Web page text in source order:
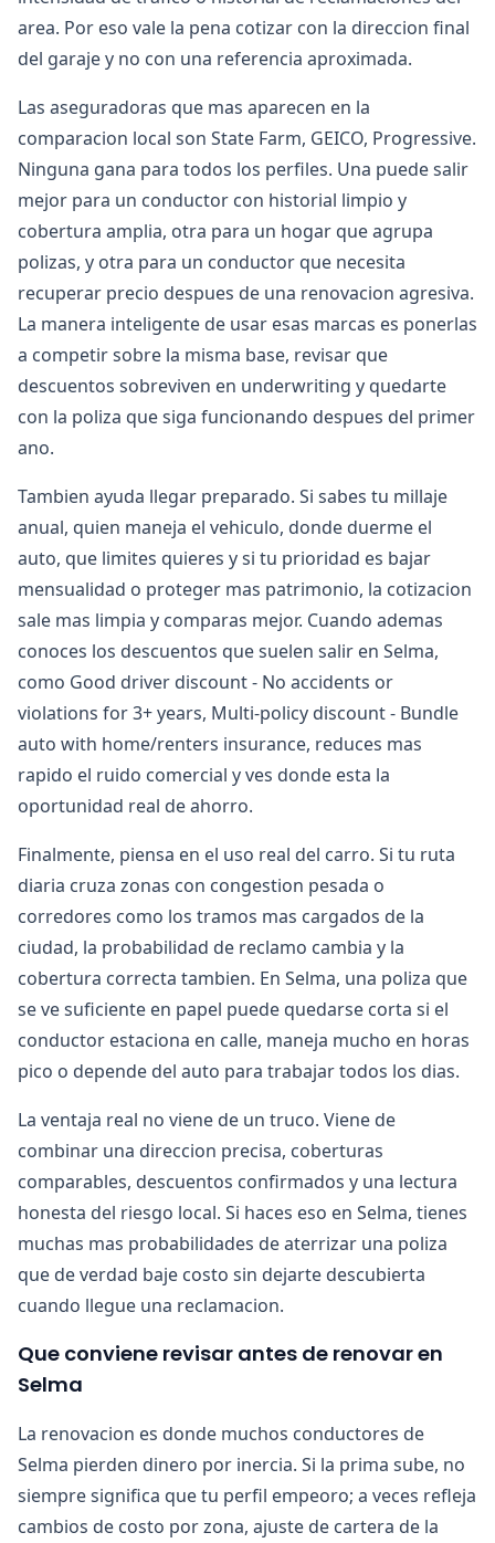
area. Por eso vale la pena cotizar con la direccion final
del garaje y no con una referencia aproximada.
Las aseguradoras que mas aparecen en la
comparacion local son State Farm, GEICO, Progressive.
Ninguna gana para todos los perfiles. Una puede salir
mejor para un conductor con historial limpio y
cobertura amplia, otra para un hogar que agrupa
polizas, y otra para un conductor que necesita
recuperar precio despues de una renovacion agresiva.
La manera inteligente de usar esas marcas es ponerlas
a competir sobre la misma base, revisar que
descuentos sobreviven en underwriting y quedarte
con la poliza que siga funcionando despues del primer
ano.
Tambien ayuda llegar preparado. Si sabes tu millaje
anual, quien maneja el vehiculo, donde duerme el
auto, que limites quieres y si tu prioridad es bajar
mensualidad o proteger mas patrimonio, la cotizacion
sale mas limpia y comparas mejor. Cuando ademas
conoces los descuentos que suelen salir en Selma,
como Good driver discount - No accidents or
violations for 3+ years, Multi-policy discount - Bundle
auto with home/renters insurance, reduces mas
rapido el ruido comercial y ves donde esta la
oportunidad real de ahorro.
Finalmente, piensa en el uso real del carro. Si tu ruta
diaria cruza zonas con congestion pesada o
corredores como los tramos mas cargados de la
ciudad, la probabilidad de reclamo cambia y la
cobertura correcta tambien. En Selma, una poliza que
se ve suficiente en papel puede quedarse corta si el
conductor estaciona en calle, maneja mucho en horas
pico o depende del auto para trabajar todos los dias.
La ventaja real no viene de un truco. Viene de
combinar una direccion precisa, coberturas
comparables, descuentos confirmados y una lectura
honesta del riesgo local. Si haces eso en Selma, tienes
muchas mas probabilidades de aterrizar una poliza
que de verdad baje costo sin dejarte descubierta
cuando llegue una reclamacion.
Que conviene revisar antes de renovar en
Selma
La renovacion es donde muchos conductores de
Selma pierden dinero por inercia. Si la prima sube, no
siempre significa que tu perfil empeoro; a veces refleja
cambios de costo por zona, ajuste de cartera de la